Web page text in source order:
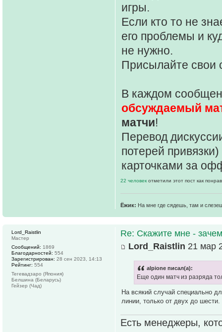
игры.
Если кто то не
его проблемы и
не нужно.
Присылайте свои
В каждом
обсуждаемый
матчи!
Перевод
потерей
карточками за
22 человек отметили этот пост как
Ёжик: На мне где сядешь, там и
Re: Скажите мне -
Lord_Raistlin 21 мар
alpione писал(а):
Еще один матч из разряда
На всякий случай специально
линии, только от двух до шести.
Есть менеджеры,
Lord_Raistlin
Мастер
Сообщений: 1869
Благодарностей: 554
Зарегистрирован: 28 сен 2023, 14:13
Рейтинг: 554
Тегевадзаро (Япония)
Белшина (Беларусь)
Гейзер (Чад)